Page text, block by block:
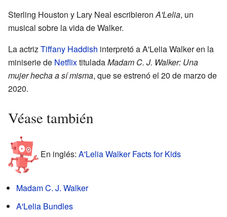
Sterling Houston y Lary Neal escribieronA'Lelia, un
musical sobre la vida de Walker.
La actrizTiffany Haddish interpretó a A'Lelia Walker en la
miniserie de NetflixtituladaMadam C. J. Walker: Una
mujer hecha a sí misma, que se estrenó el 20 de marzo de
2020.
Véase también
En inglés: A'Lelia Walker Facts for Kids
Madam C. J. Walker
A'Lelia Bundles